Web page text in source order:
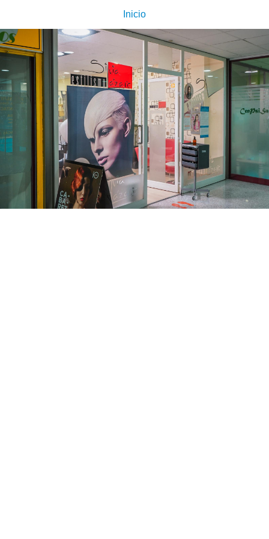
Inicio